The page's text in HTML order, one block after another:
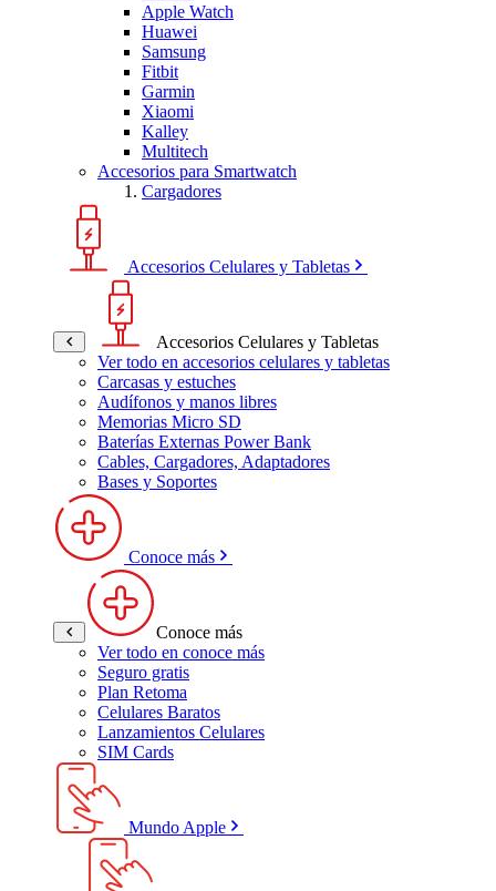
Apple Watch
Huawei
Samsung
Fitbit
Garmin
Xiaomi
Kalley
Multitech
Accesorios para Smartwatch
Cargadores
Accesorios Celulares y Tabletas
Accesorios Celulares y Tabletas
Ver todo en accesorios celulares y tabletas
Carcasas y estuches
Audífonos y manos libres
Memorias Micro SD
Baterías Externas Power Bank
Cables, Cargadores, Adaptadores
Bases y Soportes
Conoce más
Conoce más
Ver todo en conoce más
Seguro gratis
Plan Retoma
Celulares Baratos
Lanzamientos Celulares
SIM Cards
Mundo Apple